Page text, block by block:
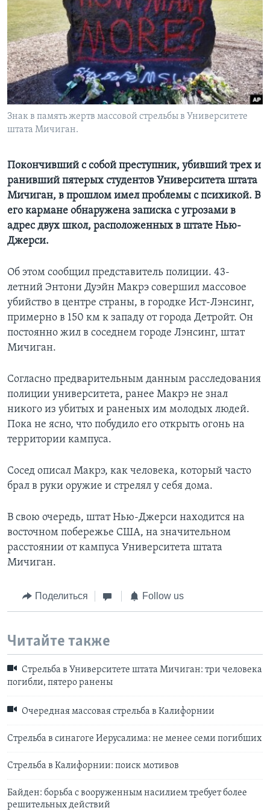
Learning English
СОЦИАЛЬНЫЕ СЕТИ
Знак в память жертв массовой стрельбы в Университете
штата Мичиган.
Покончивший с собой преступник, убивший трех и
ранивший пятерых студентов Университета штата
Мичиган, в прошлом имел проблемы с психикой. В
его кармане обнаружена записка с угрозами в
адрес двух школ, расположенных в штате Нью-
Джерси.
Об этом сообщил представитель полиции. 43-
летний Энтони Дуэйн Макрэ совершил массовое
убийство в центре страны, в городке Ист-Лэнсинг,
примерно в 150 км к западу от города Детройт. Он
постоянно жил в соседнем городе Лэнсинг, штат
Мичиган.
Согласно предварительным данным расследования
полиции университета, ранее Макрэ не знал
никого из убитых и раненых им молодых людей.
Пока не ясно, что побудило его открыть огонь на
территории кампуса.
Сосед описал Макрэ, как человека, который часто
брал в руки оружие и стрелял у себя дома.
В свою очередь, штат Нью-Джерси находится на
восточном побережье США, на значительном
расстоянии от кампуса Университета штата
Мичиган.
Поделиться Follow us
Читайте также
Стрельба в Университете штата Мичиган: три человека
погибли, пятеро ранены
Очередная массовая стрельба в Калифорнии
Стрельба в синагоге Иерусалима: не менее семи погибших
Стрельба в Калифорнии: поиск мотивов
Байден: борьба с вооруженным насилием требует более
решительных действий